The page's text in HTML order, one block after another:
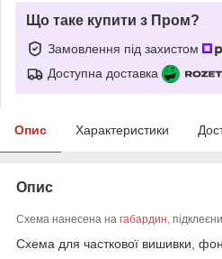
Що таке купити з Пром?
Замовлення під захистом
Доступна доставка
Опис Характеристики
Опис
Схема нанесена на габардин ,
Схема для часткової вишивки, фон